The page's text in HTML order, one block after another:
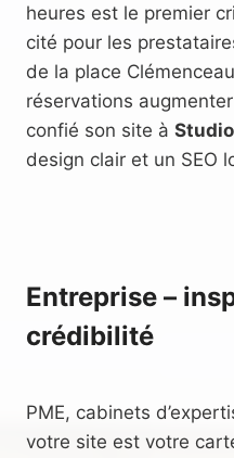
heures est le premier
cité pour les
de la place
réservations
confié son site à
design clair et un SEO
Entreprise –
crédibilité
PME, cabinets
votre site est votre